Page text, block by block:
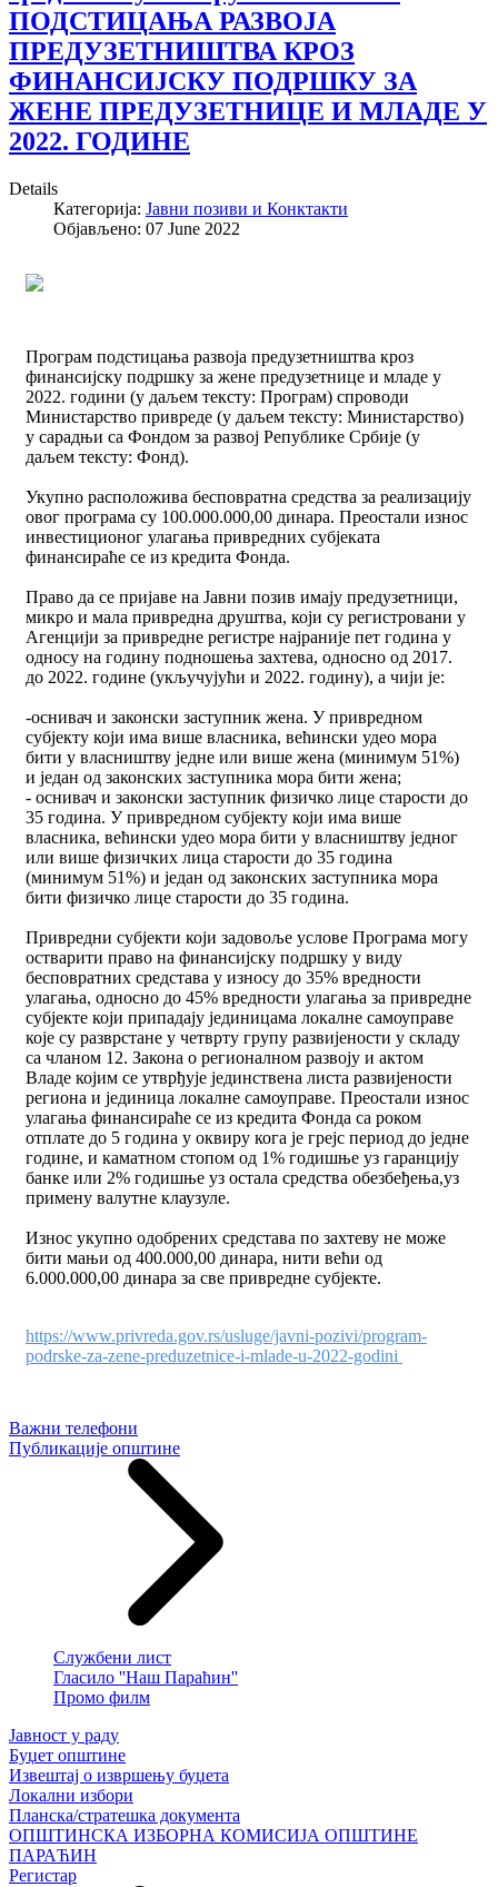
ПОДСТИЦАЊА РАЗВОЈА
ПРЕДУЗЕТНИШТВА КРОЗ
ФИНАНСИЈСКУ ПОДРШКУ ЗА
ЖЕНЕ ПРЕДУЗЕТНИЦЕ И МЛАДЕ У
2022. ГОДИНЕ
Details
Категорија: Јавни позиви и Конктакти
Објављено: 07 June 2022
Програм подстицања развоја предузетништва кроз
финансијску подршку за жене предузетнице и младе у
2022. години (у даљем тексту: Програм) спроводи
Министарство привреде (у даљем тексту: Министарство)
у сарадњи са Фондом за развој Републике Србије (у
даљем тексту: Фонд).
Укупно расположива бесповратна средства за реализацију
овог програма су 100.000.000,00 динара. Преостали износ
инвестиционог улагања привредних субјеката
финансираће се из кредита Фонда.
Право да се пријаве на Јавни позив имају предузетници,
микро и мала привредна друштва, који су регистровани у
Агенцији за привредне регистре најраније пет година у
односу на годину подношења захтева, односно од 2017.
до 2022. године (укључујући и 2022. годину), а чији је:
-оснивач и законски заступник жена. У привредном
субјекту који има више власника, већински удео мора
бити у власништву једне или више жена (минимум 51%)
и један од законских заступника мора бити жена;
- оснивач и законски заступник физичко лице старости до
35 година. У привредном субјекту који има више
власника, већински удео мора бити у власништву једног
или више физичких лица старости до 35 година
(минимум 51%) и један од законских заступника мора
бити физичко лице старости до 35 година.
Привредни субјекти који задовоље услове Програма могу
остварити право на финансијску подршку у виду
бесповратних средстава у износу до 35% вредности
улагања, односно до 45% вредности улагања за привредне
субјекте који припадају јединицама локалне самоуправе
које су разврстане у четврту групу развијености у складу
са чланом 12. Закона о регионалном развоју и актом
Владе којим се утврђује јединствена листа развијености
региона и јединица локалне самоуправе. Преостали износ
улагања финансираће се из кредита Фонда са роком
отплате до 5 година у оквиру кога је грејс период до једне
године, и каматном стопом од 1% годишње уз гаранцију
банке или 2% годишње уз остала средства обезбеђења,уз
примену валутне клаузуле.
Износ укупно одобрених средстава по захтеву не може
бити мањи од 400.000,00 динара, нити већи од
6.000.000,00 динара за све привредне субјекте.
https://www.privreda.gov.rs/usluge/javni-pozivi/program-
podrske-za-zene-preduzetnice-i-mlade-u-2022-godini
Важни телефони
Публикације општине
Службени лист
Гласило ''Наш Параћин''
Промо филм
Јавност у раду
Буџет општине
Извештај о извршењу буџета
Локални избори
Планска/стратешка документа
ОПШТИНСКА ИЗБОРНА КОМИСИЈА ОПШТИНЕ
ПАРАЋИН
Регистар